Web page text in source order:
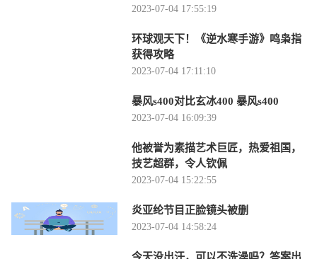
2023-07-04 17:55:19
环球观天下！《逆水寒手游》鸣枭指
获得攻略
2023-07-04 17:11:10
暴风s400对比玄冰400 暴风s400
2023-07-04 16:09:39
他被誉为素描艺术巨匠，热爱祖国，
技艺超群，令人钦佩
2023-07-04 15:22:55
炎亚纶节目正脸镜头被删
2023-07-04 14:58:24